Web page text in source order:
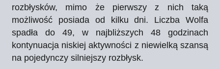
rozbłysków, mimo że pierwszy z nich taką
możliwość posiada od kilku dni. Liczba Wolfa
spadła do 49, w najbliższych 48 godzinach
kontynuacja niskiej aktywności z niewielką szansą
na pojedynczy silniejszy rozbłysk.